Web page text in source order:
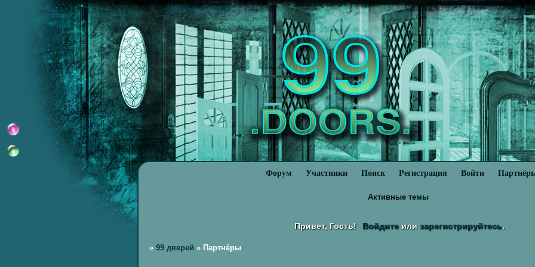
Форум Участники Поиск Регистрация Войти
Активные темы
Привет, Гость! Войдитеили зарегистрируйтесь.
» 99 дверей » Партнёры